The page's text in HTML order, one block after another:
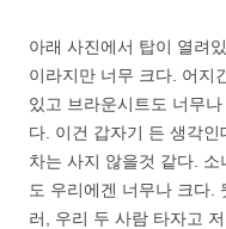
아래 사진에서 탑이 열려
이라지만 너무 크다. 어지
있고 브라운시트도 너무
다. 이건 갑자기 든 생각
차는 사지 않을것 같다.
도 우리에겐 너무나 크다.
러, 우리 두 사람 타자고